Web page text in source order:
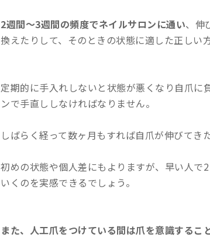
2週間～3週間の頻度でネイルサロンに通い、伸
換えたりして、そのときの状態に適した正しい
定期的に手入れしないと状態が悪くなり自爪
ンで手直ししなければなりません。
しばらく経って数ヶ月もすれば自爪が伸びてき
初めの状態や個人差にもよりますが、早い人で
いくのを実感できるでしょう。
また、人工爪をつけている間は爪を意識するこ